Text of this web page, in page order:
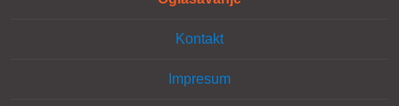
Kontakt
Impresum